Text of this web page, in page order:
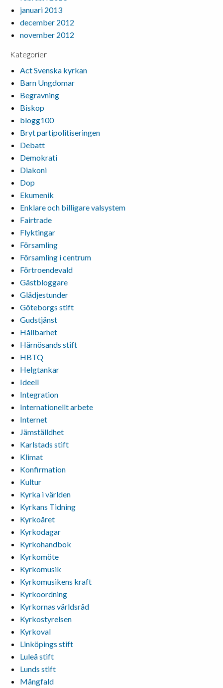
januari 2013
december 2012
november 2012
Kategorier
Act Svenska kyrkan
Barn Ungdomar
Begravning
Biskop
blogg100
Bryt partipolitiseringen
Debatt
Demokrati
Diakoni
Dop
Ekumenik
Enklare och billigare valsystem
Fairtrade
Flyktingar
Församling
Församling i centrum
Förtroendevald
Gästbloggare
Glädjestunder
Göteborgs stift
Gudstjänst
Hållbarhet
Härnösands stift
HBTQ
Helgtankar
Ideell
Integration
Internationellt arbete
Internet
Jämställdhet
Karlstads stift
Klimat
Konfirmation
Kultur
Kyrka i världen
Kyrkans Tidning
Kyrkoåret
Kyrkodagar
Kyrkohandbok
Kyrkomöte
Kyrkomusik
Kyrkomusikens kraft
Kyrkoordning
Kyrkornas världsråd
Kyrkostyrelsen
Kyrkoval
Linköpings stift
Luleå stift
Lunds stift
Mångfald